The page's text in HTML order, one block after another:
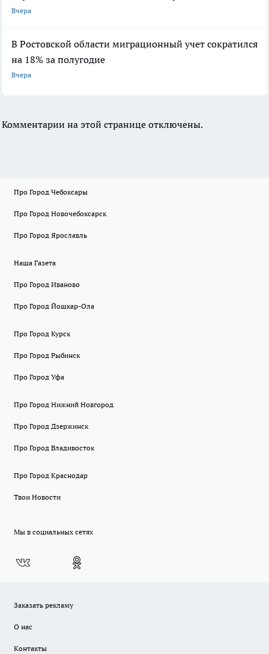
Вчера
В Ростовской области миграционный учет сократился
на 18% за полугодие
Вчера
Комментарии на этой странице отключены.
Про Город Чебоксары
Про Город Новочебоксарск
Про Город Ярославль
Наша Газета
Про Город Иваново
Про Город Йошкар-Ола
Про Город Курск
Про Город Рыбинск
Про Город Уфа
Про Город Нижний Новгород
Про Город Дзержинск
Про Город Владивосток
Про Город Краснодар
Твои Новости
Мы в социальных сетях
Заказать рекламу
О нас
Контакты